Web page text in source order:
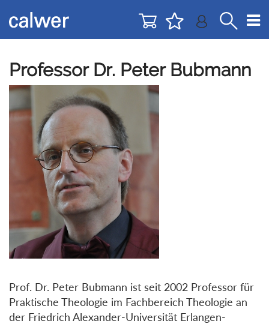
zur
Navigation
zum
Inhalt
Professor Dr. Peter Bubmann
Prof. Dr. Peter Bubmann ist seit 2002 Professor für
Praktische Theologie im Fachbereich Theologie an
der Friedrich Alexander-Universität Erlangen-